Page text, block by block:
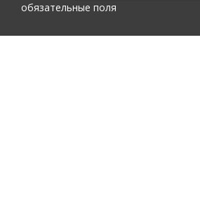
обязательные поля